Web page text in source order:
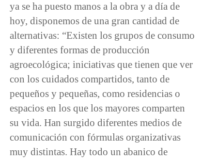
ya se ha puesto manos a la obra y a día de
hoy, disponemos de una gran cantidad de
alternativas: “Existen los grupos de consumo
y diferentes formas de producción
agroecológica; iniciativas que tienen que ver
con los cuidados compartidos, tanto de
pequeños y pequeñas, como residencias o
espacios en los que los mayores comparten
su vida. Han surgido diferentes medios de
comunicación con fórmulas organizativas
muy distintas. Hay todo un abanico de